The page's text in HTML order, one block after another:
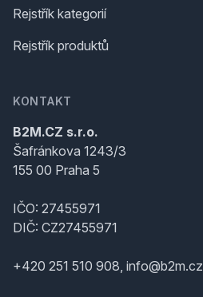
Rejstřík kategorií
Rejstřík produktů
KONTAKT
B2M.CZ s.r.o.
Šafránkova 1243/3
155 00 Praha 5
IČO: 27455971
DIČ: CZ27455971
+420 251 510 908, info@b2m.cz